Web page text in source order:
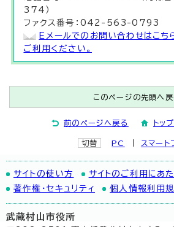
374）
ファクス番号：042-563-0793
Eメールでのお問い合わせはこち
ご利用ください。
このページの先頭へ戻
前のページへ戻る トッ
切替 PC スマート
サイトの使い方
サイトのご利用にあ
著作権・セキュリティ
個人情報利用
武蔵村山市役所